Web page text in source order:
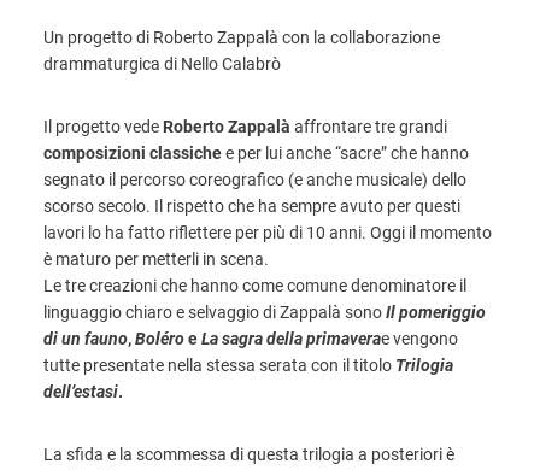
Un progetto di Roberto Zappalà con la collaborazione
drammaturgica di Nello Calabrò
Il progetto vede Roberto Zappalà affrontare tre grandi
composizioni classichee per lui anche “sacre” che hanno
segnato il percorso coreografico (e anche musicale) dello
scorso secolo. Il rispetto che ha sempre avuto per questi
lavori lo ha fatto riflettere per più di 10 anni. Oggi il momento
è maturo per metterli in scena.
Le tre creazioni che hanno come comune denominatore il
linguaggio chiaro e selvaggio di Zappalà sonoIl pomeriggio
di un fauno,BoléroeLa sagra della primaverae vengono
tutte presentate nella stessa serata con il titolo Trilogia
dell’estasi.
La sfida e la scommessa di questa trilogia a posteriori è